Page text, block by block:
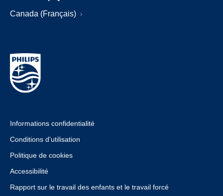
Canada (Français)
Informations confidentialité
Conditions d'utilisation
Politique de cookies
Accessibilité
Rapport sur le travail des enfants et le travail forcé